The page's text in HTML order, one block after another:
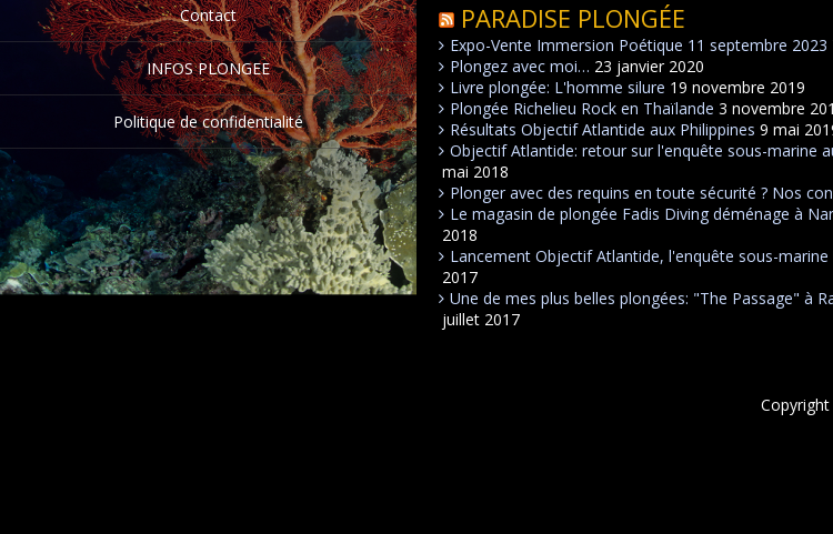
Contact
INFOS PLONGEE
Politique de confidentialité
PARADISE PLONGÉE
Expo-Vente Immersion Poétique 11 septembre 2023
Plongez avec moi… 23 janvier 2020
Livre plongée: L'homme silure 19 novembre 2019
Plongée Richelieu Rock en Thaïlande 3 novembre
Résultats Objectif Atlantide aux Philippines 9 mai
Objectif Atlantide: retour sur l'enquête sous-marine
mai 2018
Plonger avec des requins en toute sécurité ? Nos
Le magasin de plongée Fadis Diving déménage à
2018
Lancement Objectif Atlantide, l'enquête sous-marine
2017
Une de mes plus belles plongées: "The Passage" à
juillet 2017